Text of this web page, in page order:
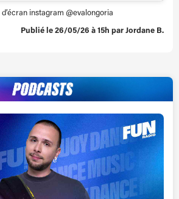
instagram @evalongoria
Publié le 26/05/26 à 15h par Jordane B.